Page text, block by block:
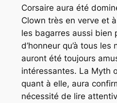
Corsaire aura été
Clown très en verve et
les bagarres aussi bien
d’honneur qu’à tous
auront été toujours
intéressantes. La Myth
quant à elle, aura
nécessité de lire